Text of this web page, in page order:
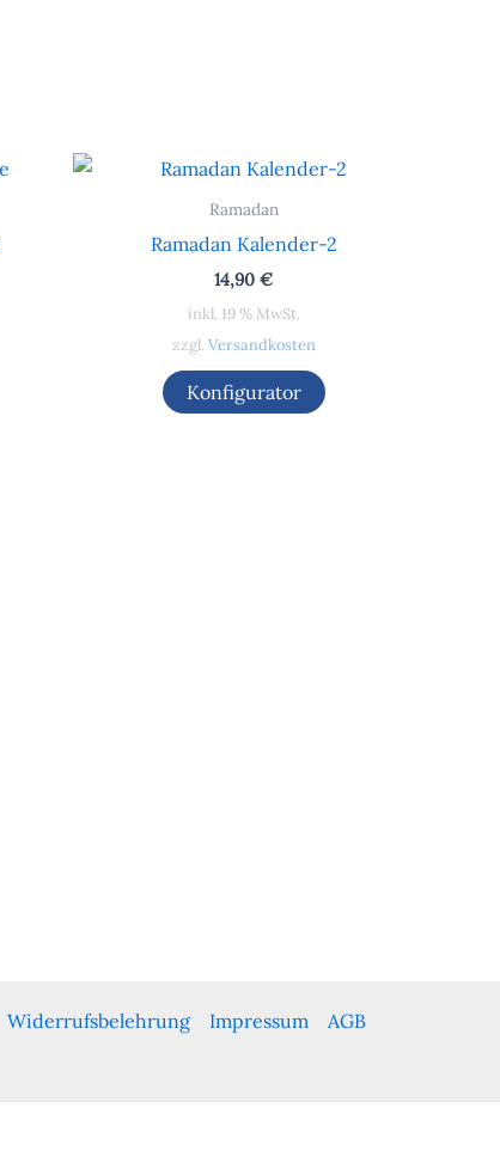
Ramadan
Ramadan Kalender-2
14,90 €
inkl. 19 % MwSt.
zzgl. Versandkosten
Konfigurator
Widerrufsbelehrung Impressum
AGB